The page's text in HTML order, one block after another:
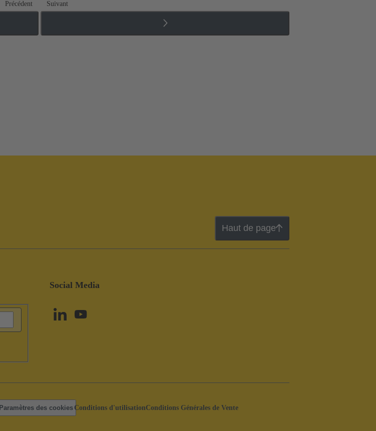
Précédent Suivant
Haut de page
Social Media
Paramètres des cookies Conditions d'utilisationConditions Générales de Vente